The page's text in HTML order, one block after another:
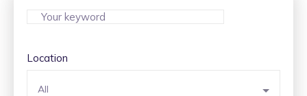
Location
All